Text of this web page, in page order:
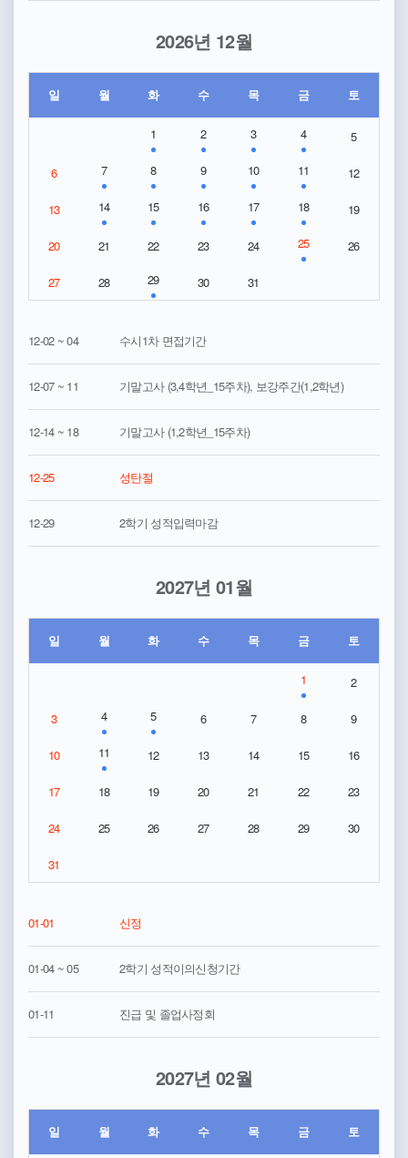
2026년 12월
일 월 화 수 목 금 토
1 2 3 4 5
6 7 8 9 10 11 12
13 14 15 16 17 18 19
20 21 22 23 24 25 26
27 28 29 30 31
12-02 ~ 04 수시1차 면접기간
12-07 ~ 11 기말고사 (3,4학년_15주차), 보강주간(1,2학년)
12-14 ~ 18 기말고사 (1,2학년_15주차)
12-25 성탄절
12-29 2학기 성적입력마감
2027년 01월
일 월 화 수 목 금 토
1 2
3 4 5 6 7 8 9
10 11 12 13 14 15 16
17 18 19 20 21 22 23
24 25 26 27 28 29 30
31
01-01 신정
01-04 ~ 05 2학기 성적이의신청기간
01-11 진급 및 졸업사정회
2027년 02월
일 월 화 수 목 금 토